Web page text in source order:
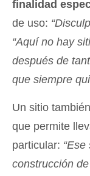
finalidad
de uso:
“Aquí no hay
después de
que siempre
Un sitio
que permite
particular:
construcción